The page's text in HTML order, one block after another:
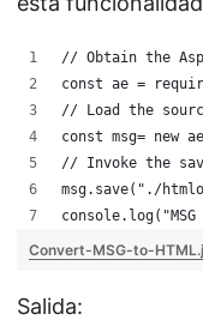
// Obtain the
const ae =
// Load the
const msg= new
// Invoke the
msg.save("./
Convert-MSG-to-
Salida: